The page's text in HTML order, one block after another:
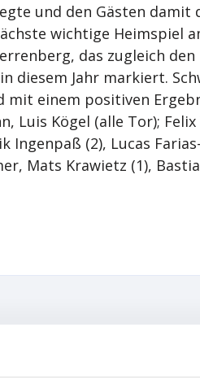
und den Gästen damit
wichtige Heimspiel
das zugleich
diesem Jahr markiert.
einem positiven
Luis Kögel (alle Tor);
Ingenpaß (2), Lucas
Mats Krawietz (1),